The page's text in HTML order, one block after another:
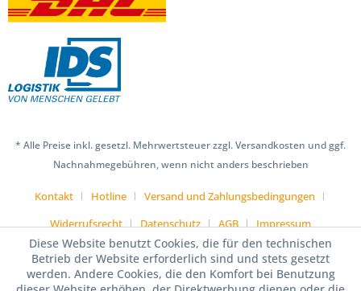
* Alle Preise inkl. gesetzl. Mehrwertsteuer zzgl. Versandkosten und ggf.
Nachnahmegebühren, wenn nicht anders beschrieben
Kontakt Hotline
Versand und Zahlungsbedingungen
Widerrufsrecht
Datenschutz AGB Impressum
Diese Website benutzt Cookies, die für den technischen
Betrieb der Website erforderlich sind und stets gesetzt
werden. Andere Cookies, die den Komfort bei Benutzung